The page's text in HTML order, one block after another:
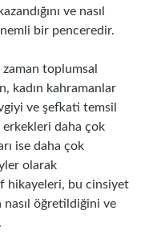
ve nasıl
bir penceredir.
toplumsal
kadın kahramanlar
ve şefkati temsil
erkekleri daha çok
ise daha çok
olarak
hikayeleri, bu cinsiyet
öğretildiğini ve